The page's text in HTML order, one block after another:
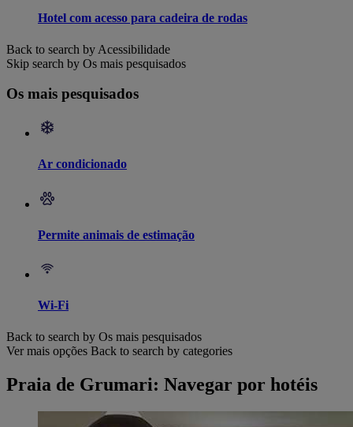
Hotel com acesso para cadeira de rodas
Back to search by Acessibilidade
Skip search by Os mais pesquisados
Os mais pesquisados
Ar condicionado
Permite animais de estimação
Wi-Fi
Back to search by Os mais pesquisados
Ver mais opções Back to search by categories
Praia de Grumari: Navegar por hotéis